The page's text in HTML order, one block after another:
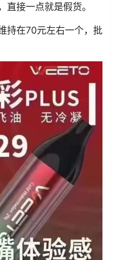
直接一点就是假货。
持在70元左右一个，批